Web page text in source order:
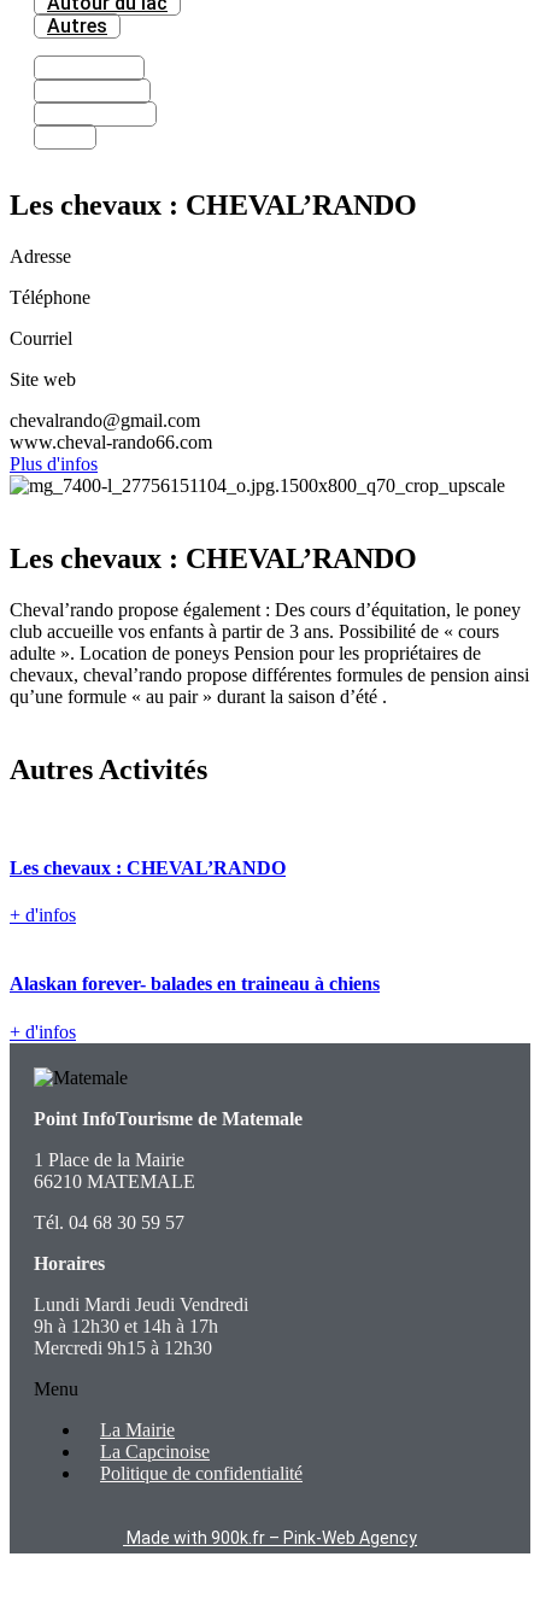
Autres
Randonnées
Circuits VTT
Autour du lac
Autres
Les chevaux : CHEVAL’RANDO
Adresse
Téléphone
Courriel
Site web
chevalrando@gmail.com
www.cheval-rando66.com
Plus d'infos
Les chevaux : CHEVAL’RANDO
Cheval’rando propose également : Des cours d’équitation, le poney
club accueille vos enfants à partir de 3 ans. Possibilité de « cours
adulte ». Location de poneys Pension pour les propriétaires de
chevaux, cheval’rando propose différentes formules de pension ainsi
qu’une formule « au pair » durant la saison d’été .
Autres Activités
Les chevaux : CHEVAL’RANDO
+ d'infos
Alaskan forever- balades en traineau à chiens
+ d'infos
Point InfoTourisme de Matemale
1 Place de la Mairie
66210 MATEMALE
Tél. 04 68 30 59 57
Horaires
Lundi Mardi Jeudi Vendredi
9h à 12h30 et 14h à 17h
Mercredi 9h15 à 12h30
Menu
La Mairie
La Capcinoise
Politique de confidentialité
Made with 900k.fr – Pink-Web Agency